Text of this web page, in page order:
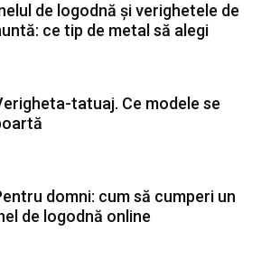
de logodnă și verighetele de
ce tip de metal să alegi
tatuaj. Ce modele se
domni: cum să cumperi un
de logodnă online